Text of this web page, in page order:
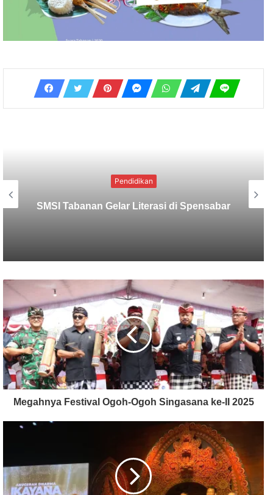
Bangun Kekuatan Baru Lewat PEP
Megahnya Festival Ogoh-Ogoh Singasana ke-II 2025